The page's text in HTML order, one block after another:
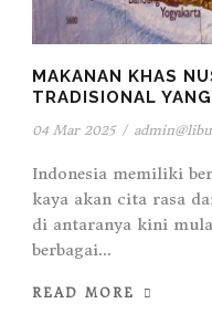
MAKANAN KHAS
TRADISIONAL
04 Mar 2025 /
Indonesia memiliki
kaya akan cita rasa
di antaranya kini
berbagai...
READ MORE